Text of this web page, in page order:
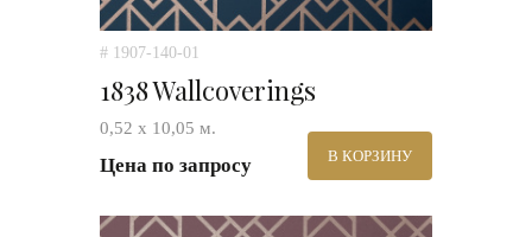
# 1907-140-01
1838 Wallcoverings
0,52 х 10,05 м.
Цена по запросу В КОРЗИНУ